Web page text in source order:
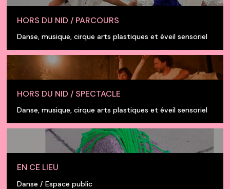
HORS DU NID / PARCOURS
Danse, musique, cirque arts plastiques et éveil sensoriel
HORS DU NID / SPECTACLE
Danse, musique, cirque arts plastiques et éveil sensoriel
EN CE LIEU
Danse / Espace public